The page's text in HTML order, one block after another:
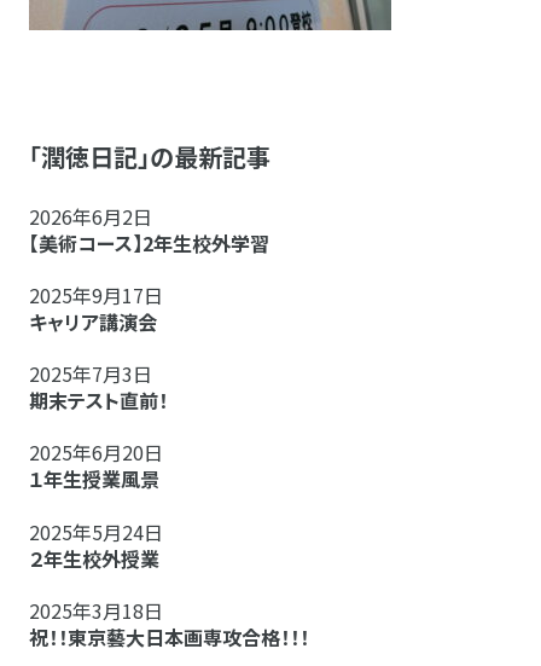
「潤徳日記」の最新記事
2026年6月2日
【美術コース】2年生校外学習
2025年9月17日
キャリア講演会
2025年7月3日
期末テスト直前！
2025年6月20日
１年生授業風景
2025年5月24日
２年生校外授業
2025年3月18日
祝！！東京藝大日本画専攻合格！！！